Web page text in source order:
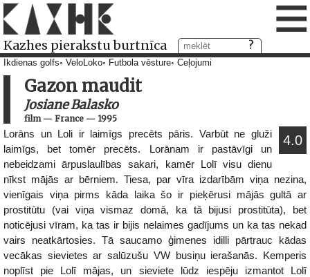
Kazhes pierakstu burtnīca ≡
Ikdienas golfs VeloLoko Futbola vēsture Ceļojumi
Gazon maudit
Josiane Balasko
film— France — 1995
4.0
Lorāns un Loli ir laimīgs precēts pāris. Varbūt ne gluži
laimīgs, bet tomēr precēts. Lorānam ir pastāvīgi un
nebeidzami ārpuslaulības sakari, kamēr Lolī visu dienu
nīkst mājās ar bērniem. Tiesa, par vīra izdarībām viņa nezina,
vienīgais viņa pirms kāda laika šo ir pieķērusi mājās gultā ar
prostitūtu (vai viņa vismaz domā, ka tā bijusi prostitūta), bet
noticējusi vīram, ka tas ir bijis nelaimes gadījums un ka tas nekad
vairs neatkārtosies. Tā saucamo ģimenes idilli pārtrauc kādas
vecākas sievietes ar salūzušu VW busiņu ierašanās. Kemperis
noplīst pie Lolī mājas, un sieviete lūdz iespēju izmantot Lolī